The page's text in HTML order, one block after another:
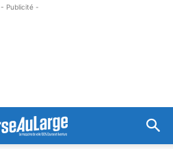
- Publicité -